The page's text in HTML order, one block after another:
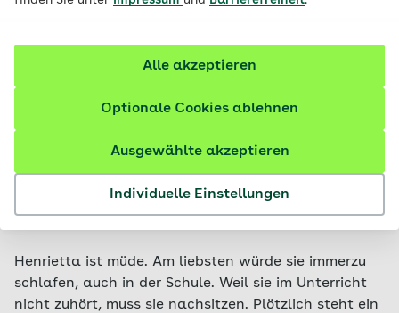
Individuelle Einstellungen
Ausgewählte akzeptieren
Optionale Cookies ablehnen
Alle akzeptieren
Henrietta ist müde. Am liebsten würde sie immerzu
schlafen, auch in der Schule. Weil sie im Unterricht
nicht zuhört, muss sie nachsitzen. Plötzlich steht ein